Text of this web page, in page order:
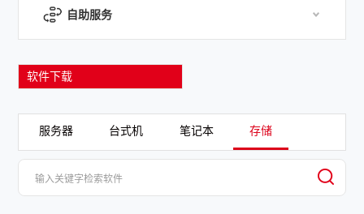
自助服务
软件下载
服务器 台式机 笔记本 存储